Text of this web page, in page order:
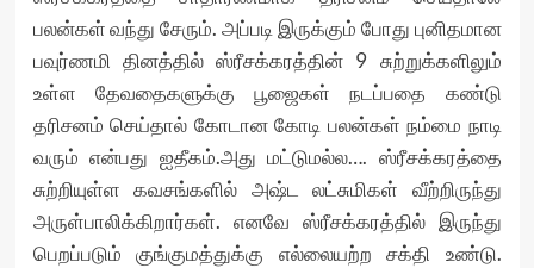
பலன்கள் வந்து சேரும். அப்படி இருக்கும் போது புனிதமான
பவுர்ணமி தினத்தில் ஸ்ரீசக்கரத்தின் 9 சுற்றுக்களிலும்
உள்ள தேவதைகளுக்கு பூஜைகள் நடப்பதை கண்டு
தரிசனம் செய்தால் கோடான கோடி பலன்கள் நம்மை நாடி
வரும் என்பது ஐதீகம்.அது மட்டுமல்ல…. ஸ்ரீசக்கரத்தை
சுற்றியுள்ள கவசங்களில் அஷ்ட லட்சுமிகள் வீற்றிருந்து
அருள்பாலிக்கிறார்கள். எனவே ஸ்ரீசக்கரத்தில் இருந்து
பெறப்படும் குங்குமத்துக்கு எல்லையற்ற சக்தி உண்டு.